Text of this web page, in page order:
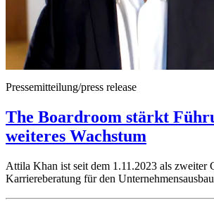
Pressemitteilung/press release
The Boardroom stärkt
weiteres Wachstum
Attila Khan ist seit dem 1.11.2023 als zweiter
Karriereberatung für den